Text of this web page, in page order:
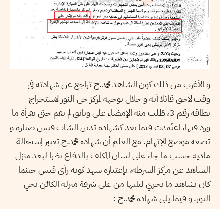
و الأغرب من ذلك كون الشاهد محمد.ح تراجع عن شهادته في
وقت لاحق قائلا أنه و خلال توجهه لمركز حي النور لاستخراج
بطاقة رقم 3، طُلب منه الإمضاء على وثائق لم يقم حتى بقرأة ما
ورد فيها، اعتُمدت فيما بعد كشهادة تدين الشاب قيس صبارة و
تضعه موضع الإتهام. مع العلم أن شهادة محمد.ح تعتبر إستحالة
مادية حسب ما جاء على لسان المكلف بالدفاع نظرا لبعد منزل
الشاهد عن مركز الشرطة، بإعتباره شهد كونه رأى قيس حينما
كان يشاهد ما يجري ليلتها من على شرفة منزله الكائن بحي
النور. و فيما يلي شهادة محمد.ح :